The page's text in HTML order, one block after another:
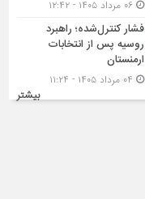
فشار کنترل‌شده؛ راهبرد
روسیه پس از انتخابات
ارمنستان
بیشتر